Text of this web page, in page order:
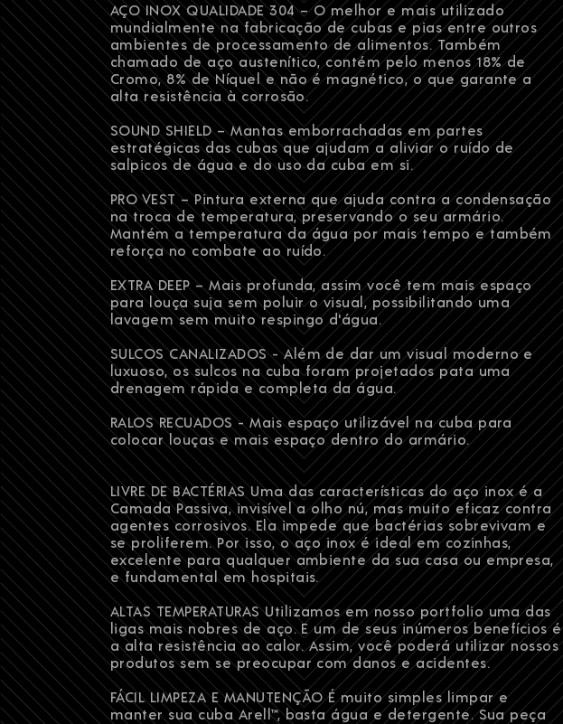
AÇO INOX QUALIDADE 304 – O melhor e mais utilizado
mundialmente na fabricação de cubas e pias entre outros
ambientes de processamento de alimentos. Também
chamado de aço austenítico, contém pelo menos 18% de
Cromo, 8% de Níquel e não é magnético, o que garante a
alta resistência à corrosão.
SOUND SHIELD – Mantas emborrachadas em partes
estratégicas das cubas que ajudam a aliviar o ruído de
salpicos de água e do uso da cuba em si.
PRO VEST – Pintura externa que ajuda contra a condensação
na troca de temperatura, preservando o seu armário.
Mantém a temperatura da água por mais tempo e também
reforça no combate ao ruído.
EXTRA DEEP – Mais profunda, assim você tem mais espaço
para louça suja sem poluir o visual, possibilitando uma
lavagem sem muito respingo d'água.
SULCOS CANALIZADOS - Além de dar um visual moderno e
luxuoso, os sulcos na cuba foram projetados pata uma
drenagem rápida e completa da água.
RALOS RECUADOS - Mais espaço utilizável na cuba para
colocar louças e mais espaço dentro do armário.
LIVRE DE BACTÉRIAS Uma das características do aço inox é a
Camada Passiva, invisível a olho nú, mas muito eficaz contra
agentes corrosivos. Ela impede que bactérias sobrevivam e
se proliferem. Por isso, o aço inox é ideal em cozinhas,
excelente para qualquer ambiente da sua casa ou empresa,
e fundamental em hospitais.
ALTAS TEMPERATURAS Utilizamos em nosso portfolio uma das
ligas mais nobres de aço. E um de seus inúmeros benefícios é
a alta resistência ao calor. Assim, você poderá utilizar nossos
produtos sem se preocupar com danos e acidentes.
FÁCIL LIMPEZA E MANUTENÇÃO É muito simples limpar e
manter sua cuba Arell™, basta água e detergente. Sua peça